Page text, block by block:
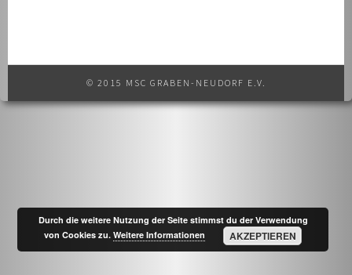
© 2015 MSC GRABEN-NEUDORF E.V.
Durch die weitere Nutzung der Seite stimmst du der Verwendung
von Cookies zu.Weitere Informationen AKZEPTIEREN